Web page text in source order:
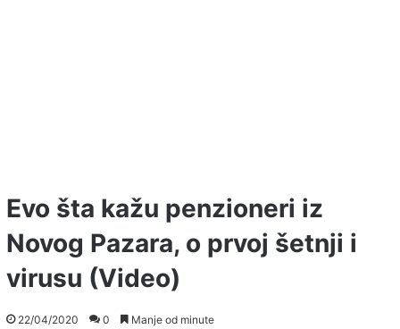
Evo šta kažu penzioneri iz
Novog Pazara, o prvoj šetnji i
virusu (Video)
22/04/2020 0 Manje od minute